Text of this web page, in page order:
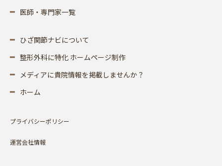
医師・専門家一覧
ひざ関節ナビについて
整形外科に特化 ホームページ制作
メディアに貴院情報を掲載しませんか？
ホーム
プライバシーポリシー
運営会社情報